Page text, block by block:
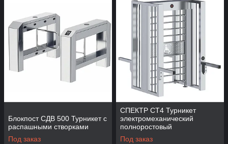
Блокпост СДВ 500 Турникет с
распашными створками
Под заказ
СПЕКТР СТ4 Турникет
электромеханический
полноростовый
Под заказ